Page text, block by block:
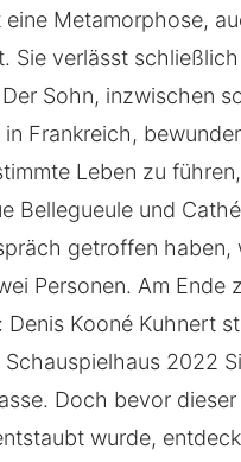
Metamorphose,
Sie verlässt
Sohn, inzwischen
Frankreich,
Leben zu
Bellegueule und
getroffen
Personen. Am Ende
Denis Kooné Kuhnert
2022
Doch bevor
wurde,